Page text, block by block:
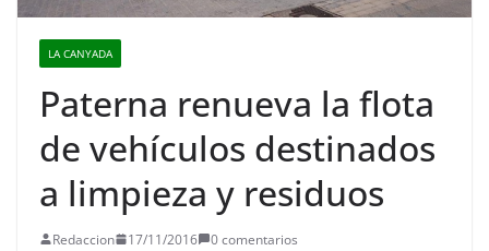
LA CANYADA
Paterna renueva la flota
de vehículos destinados
a limpieza y residuos
Redaccion 17/11/2016
0 comentarios